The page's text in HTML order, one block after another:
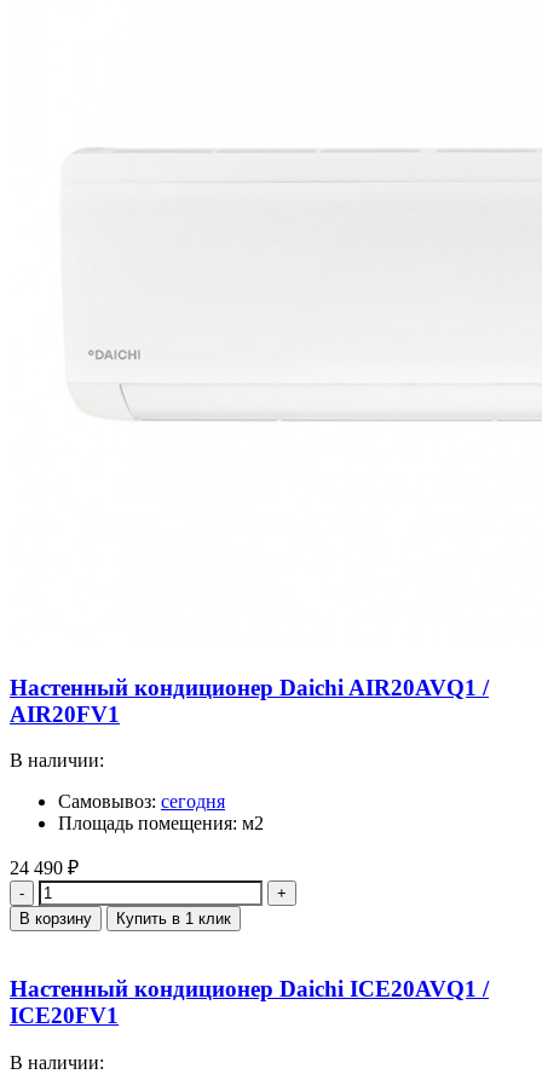
Настенный кондиционер Daichi AIR20AVQ1 /
AIR20FV1
В наличии:
Самовывоз: сегодня
Площадь помещения: м2
24 490 ₽
Количество
В корзину Купить в 1 клик
Настенный кондиционер Daichi ICE20AVQ1 /
ICE20FV1
В наличии: